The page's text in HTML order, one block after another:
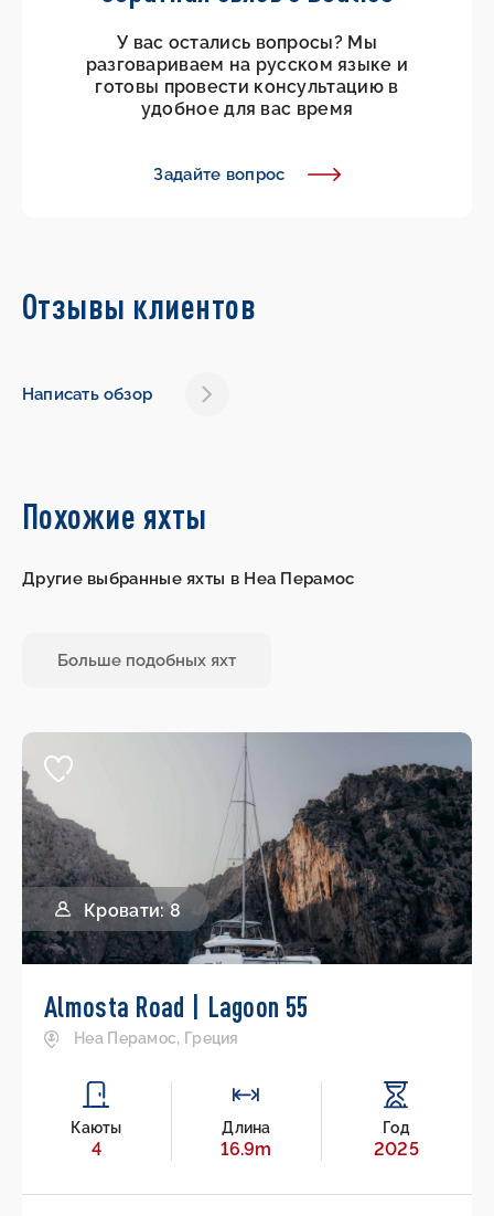
У вас остались вопросы? Мы
разговариваем на русском языке и
готовы провести консультацию в
удобное для вас время
Задайте вопрос
Отзывы клиентов
Написать обзор
Похожие яхты
Другие выбранные яхты в Неа Перамос
Больше подобных яхт
Кровати: 8
Almosta Road | Lagoon 55
Неа Перамос, Греция
Каюты
4
Длина
16.9m
Год
2025